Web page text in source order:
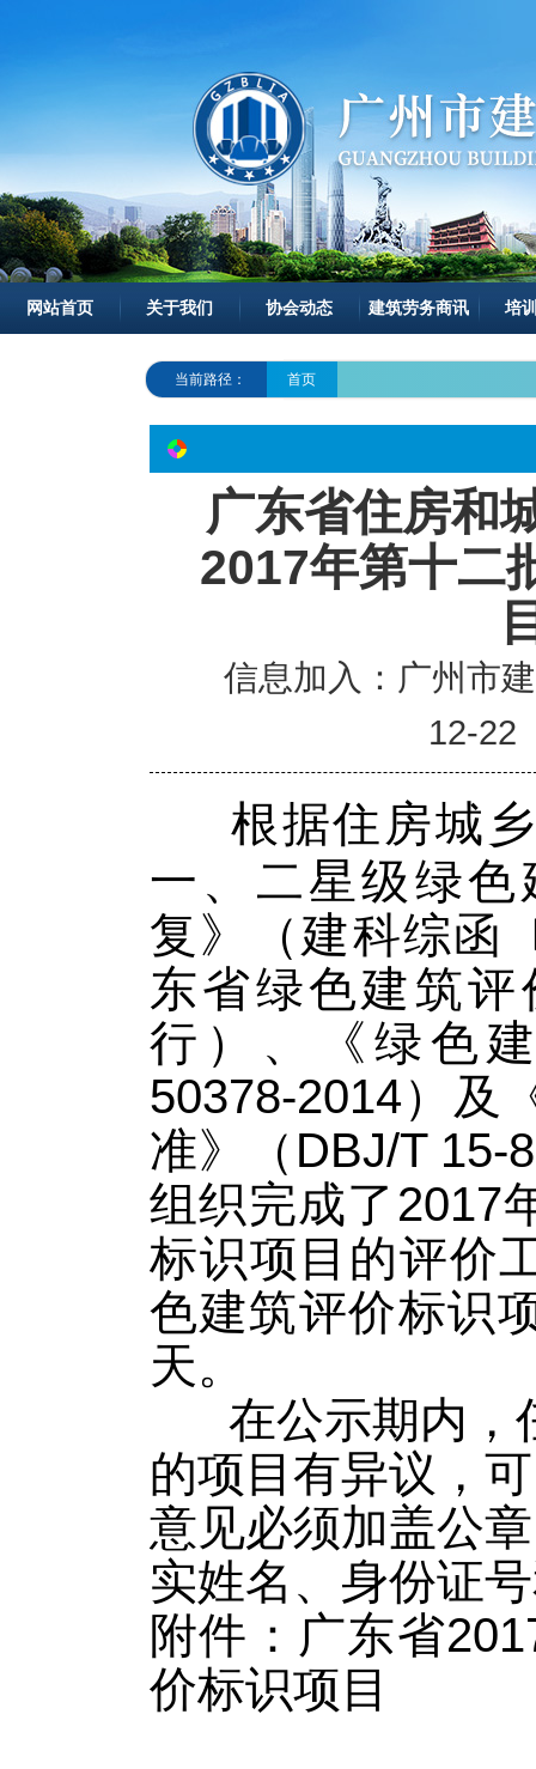
网站首页 关于我们 协会动态 建筑劳务商讯 培
当前路径： 首页
广东省住房和
2017年第十二
信息加入：广州市
12-22
根据住房城
一、二星级绿
复》（建科综函
东省绿色建筑
行）、《绿色
50378-2014）及
准》（DBJ/T 15-
组织完成了2017
标识项目的评价
色建筑评价标识
天。
在公示期内，
的项目有异议，
意见必须加盖公
实姓名、身份证
附件：广东省
价标识项目